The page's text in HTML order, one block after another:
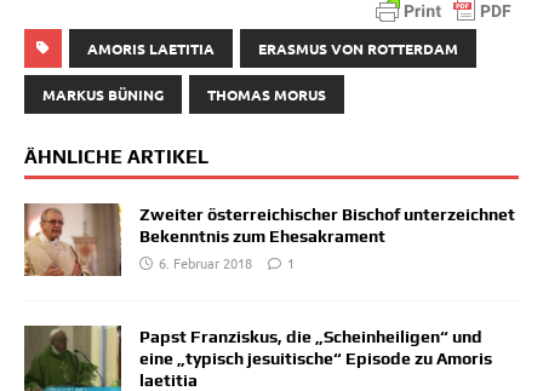
AMORIS LAETITIA ERASMUS VON ROTTERDAM
MARKUS BÜNING THOMAS MORUS
ÄHNLICHE ARTIKEL
Zweiter österreichischer Bischof unterzeichnet
Bekenntnis zum Ehesakrament
6. Februar 2018
1
Papst Franziskus, die „Scheinheiligen“ und
eine „typisch jesuitische“ Episode zu Amoris
laetitia